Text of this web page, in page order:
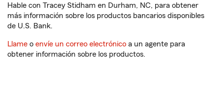
Hable con Tracey Stidham en Durham, NC, para obtener
más información sobre los productos bancarios disponibles
de U.S. Bank.
Llame o envíe un correo electrónico a un agente para
obtener información sobre los productos.